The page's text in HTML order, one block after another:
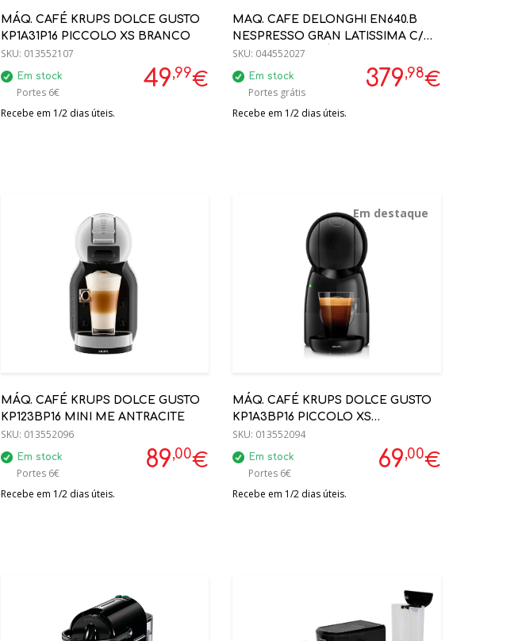
MÁQ. CAFÉ KRUPS DOLCE GUSTO
KP1A31P16 PICCOLO XS BRANCO
49,99€
SKU: 013552107
Em stock
Portes 6€
Recebe em 1/2 dias úteis.
MAQ. CAFE DELONGHI EN640.B
NESPRESSO GRAN LATISSIMA C/
LEITE - AUTOMÁTICA
379,98€
SKU: 044552027
Em stock
Portes grátis
Recebe em 1/2 dias úteis.
MÁQ. CAFÉ KRUPS DOLCE GUSTO
KP123BP16 MINI ME ANTRACITE
89,00€
SKU: 013552096
Em stock
Portes 6€
Recebe em 1/2 dias úteis.
Em destaque
MÁQ. CAFÉ KRUPS DOLCE GUSTO
KP1A3BP16 PICCOLO XS
ANTRACITE
69,00€
SKU: 013552094
Em stock
Portes 6€
Recebe em 1/2 dias úteis.